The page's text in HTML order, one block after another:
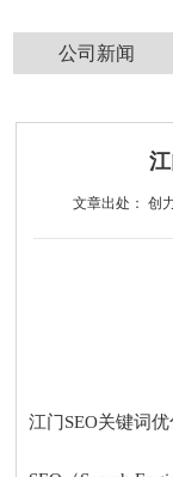
公司新闻
文章出处： 创
江门SEO关键词